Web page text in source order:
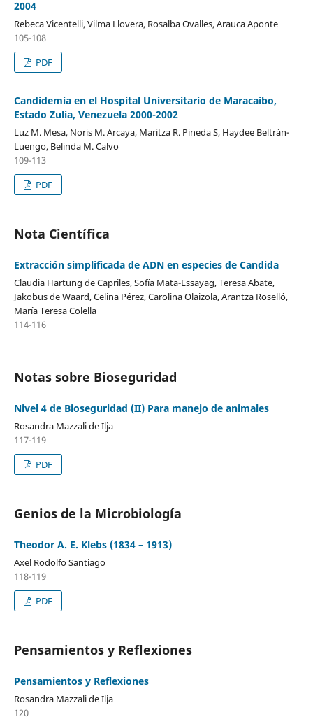
2004
Rebeca Vicentelli, Vilma Llovera, Rosalba Ovalles, Arauca Aponte
105-108
PDF
Candidemia en el Hospital Universitario de Maracaibo,
Estado Zulia, Venezuela 2000-2002
Luz M. Mesa, Noris M. Arcaya, Maritza R. Pineda S, Haydee Beltrán-
Luengo, Belinda M. Calvo
109-113
PDF
Nota Científica
Extracción simplificada de ADN en especies de Candida
Claudia Hartung de Capriles, Sofía Mata-Essayag, Teresa Abate,
Jakobus de Waard, Celina Pérez, Carolina Olaizola, Arantza Roselló,
María Teresa Colella
114-116
Notas sobre Bioseguridad
Nivel 4 de Bioseguridad (II) Para manejo de animales
Rosandra Mazzali de Ilja
117-119
PDF
Genios de la Microbiología
Theodor A. E. Klebs (1834 – 1913)
Axel Rodolfo Santiago
118-119
PDF
Pensamientos y Reflexiones
Pensamientos y Reflexiones
Rosandra Mazzali de Ilja
120